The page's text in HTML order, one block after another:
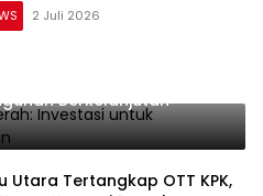
2026–2027
2 Juli 2026
Daerah: Investasi
Berkelanjutan
Utara Tertangkap OTT KPK,